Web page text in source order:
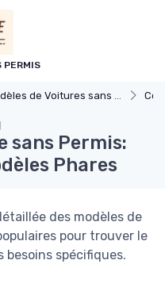
PERMIS
de Voitures sans Permis
sans Permis:
Phares
des modèles de
pour trouver le
besoins spécifiques.